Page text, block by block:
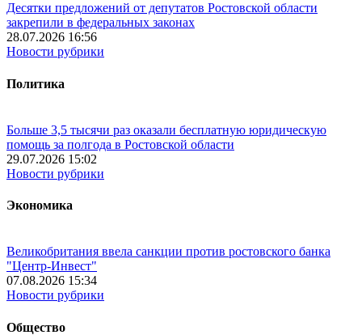
Десятки предложений от депутатов Ростовской области
закрепили в федеральных законах
28.07.2026 16:56
Новости рубрики
Политика
Больше 3,5 тысячи раз оказали бесплатную юридическую
помощь за полгода в Ростовской области
29.07.2026 15:02
Новости рубрики
Экономика
Великобритания ввела санкции против ростовского банка
"Центр-Инвест"
07.08.2026 15:34
Новости рубрики
Общество